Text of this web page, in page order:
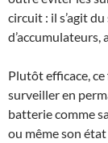
circuit : il s’agit
d’accumulateurs,
Plutôt efficace,
surveiller en
batterie comme
ou même son